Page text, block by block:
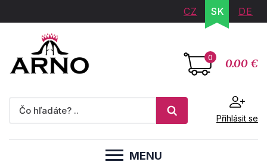
CZ SK DE
0 0.00 €
Přihlásit se
MENU